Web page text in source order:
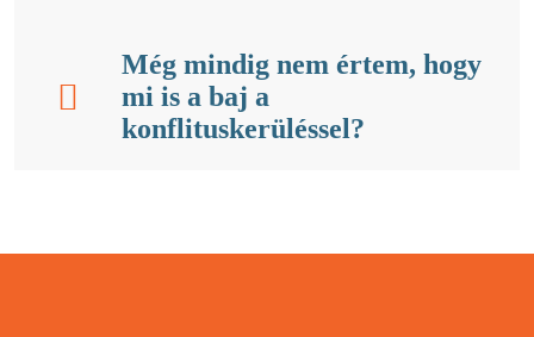
Még mindig nem értem, hogy
mi is a baj a
konflituskerüléssel?